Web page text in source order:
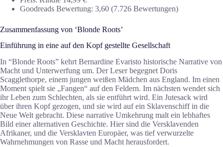
Goodreads Bewertung: 3,60 (7.726 Bewertungen)
Zusammenfassung von ‘Blonde Roots’
Einführung in eine auf den Kopf gestellte Gesellschaft
In “Blonde Roots” kehrt Bernardine Evaristo historische Narrative von
Macht und Unterwerfung um. Der Leser begegnet Doris
Scagglethorpe, einem jungen weißen Mädchen aus England. Im einen
Moment spielt sie „Fangen“ auf den Feldern. Im nächsten wendet sich
ihr Leben zum Schlechten, als sie entführt wird. Ein Jutesack wird
über ihren Kopf gezogen, und sie wird auf ein Sklavenschiff in die
Neue Welt gebracht. Diese narrative Umkehrung malt ein lebhaftes
Bild einer alternativen Geschichte. Hier sind die Versklavenden
Afrikaner, und die Versklavten Europäer, was tief verwurzelte
Wahrnehmungen von Rasse und Macht herausfordert.